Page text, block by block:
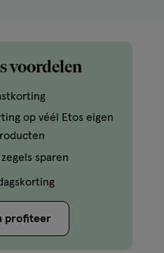
voordelen
op véél Etos eigen
sparen
profiteer